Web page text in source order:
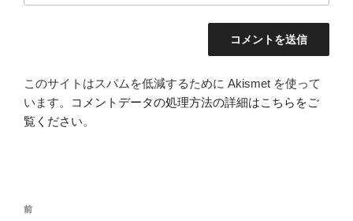
このサイトはスパムを低減するために Akismet を使って
います。
コメントデータの処理方法の詳細はこちらをご
覧ください。
投
前
前